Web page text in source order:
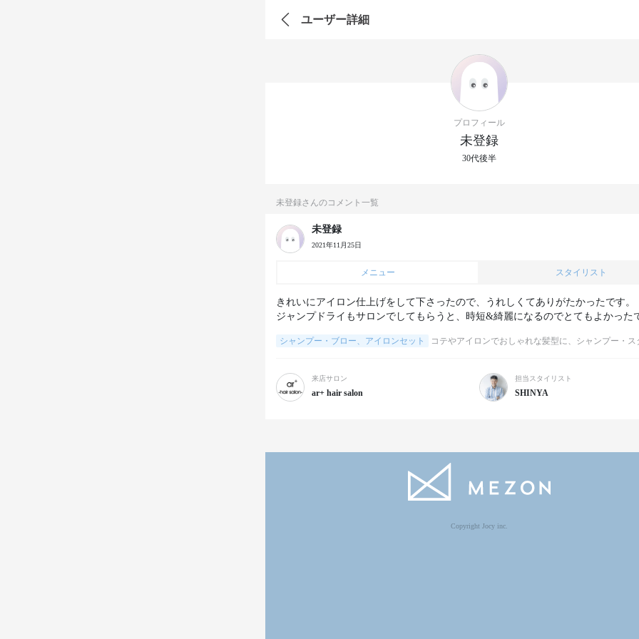
ユーザー詳細
プロフィール
未登録
30代後半
未登録さんのコメント一覧
未登録
2021年11月25日
メニュー スタイリスト
きれいにアイロン仕上げをして下さったので、うれしくてありがたかったです。
ジャンプドライもサロンでしてもらうと、時短&綺麗になるのでとてもよかった
シャンプー・ブロー、アイロンセット コテやアイロンでおしゃれな髪型に、シャンプー・ス
来店サロン
ar+ hair salon
担当スタイリスト
SHINYA
Copyright Jocy inc.